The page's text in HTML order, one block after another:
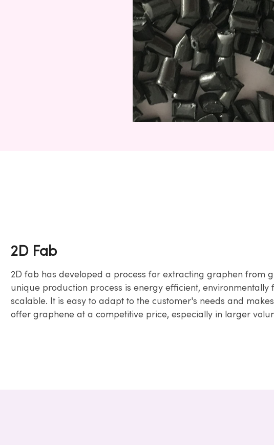
2D Fab
2D fab has developed a process for extracting graphen from
unique production process is energy efficient, environmentally
scalable. It is easy to adapt to the customer's needs and
offer graphene at a competitive price, especially in larger